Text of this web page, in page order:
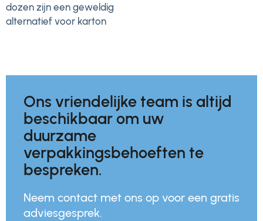
dozen zijn een geweldig
alternatief voor karton
Ons vriendelijke team is altijd
beschikbaar om uw
duurzame
verpakkingsbehoeften te
bespreken.
Neem contact met ons op voor een gratis
adviesgesprek.